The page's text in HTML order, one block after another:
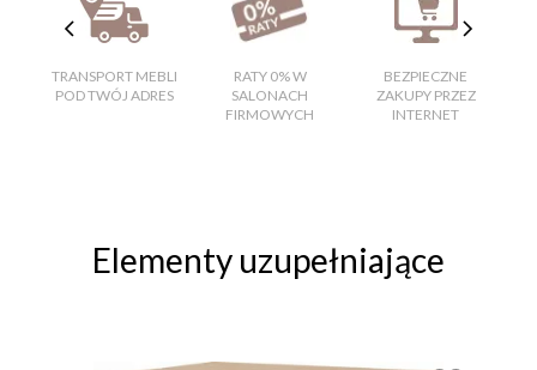
TRANSPORT MEBLI
POD TWÓJ ADRES
RATY 0% W
SALONACH
FIRMOWYCH
BEZPIECZNE
ZAKUPY PRZEZ
INTERNET
Elementy uzupełniające